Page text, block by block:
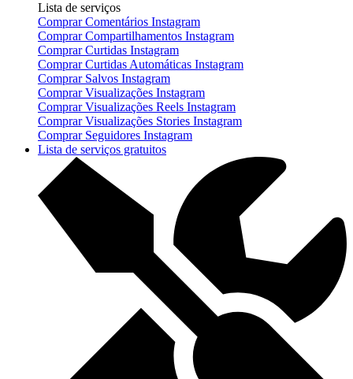
Lista de serviços
Comprar Comentários Instagram
Comprar Compartilhamentos Instagram
Comprar Curtidas Instagram
Comprar Curtidas Automáticas Instagram
Comprar Salvos Instagram
Comprar Visualizações Instagram
Comprar Visualizações Reels Instagram
Comprar Visualizações Stories Instagram
Comprar Seguidores Instagram
Lista de serviços gratuitos